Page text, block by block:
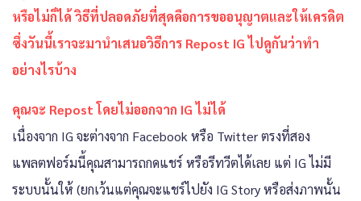
หรือไม่ก็ได้ วิธีที่ปลอดภัยที่สุดคือการขออนุญาตและให้เครดิต
ซึ่งวันนี้เราจะมานำเสนอวิธีการ Repost IG ไปดูกันว่าทำ
อย่างไรบ้าง
คุณจะ Repost โดยไม่ออกจาก IG ไม่ได้
เนื่องจาก IG จะต่างจาก Facebook หรือ Twitter ตรงที่สอง
แพลตฟอร์มนี้คุณสามารถกดแชร์ หรือรีทวีตได้เลย แต่ IG ไม่มี
ระบบนั้นให้ (ยกเว้นแต่คุณจะแชร์ไปยัง IG Story หรือส่งภาพนั้น